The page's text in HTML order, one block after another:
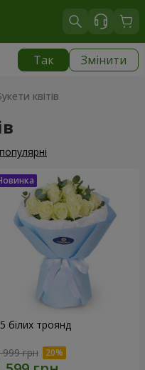
Так Змінити
квітів
популярні
білих троянд
999 грн